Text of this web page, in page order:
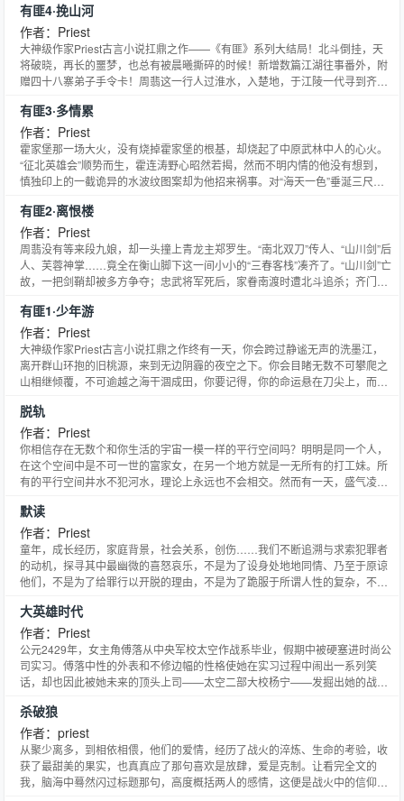
和激情的星际航行就此拉开序幕……本文开篇单刀直入的星际政治斗争，令人
紧张又激动的情节发展，顷刻间便能摧毁一个星球的战斗力，以及在逃亡中无
时不刻缓缓流淌的细腻感情，都牢牢地抓住读者的心。Priest继《默读》之后
又一力作，开启全新星际题材，偶像包袱三吨重的校长与城府极深的“黑洞”老
大，将会在星际旅途中碰撞出怎样的火花，敬请期待。
有匪4·挽山河
作者：Priest
大神级作家Priest古言小说扛鼎之作——《有匪》系列大结局！北斗倒挂，天
将破晓，再长的噩梦，也总有被晨曦撕碎的时候！新增数篇江湖往事番外，附
赠四十八寨弟子手令卡！周翡这一行人过淮水，入楚地，于江陵一代寻到齐门
个女童的镯子，还有一根秃毛拂尘……李晟凭着禁地中零落的线索，逐渐拼凑
出“海天一色”的真相。与此同时，千岁忧所书的《白骨传》于一夕之间传遍金
陵的街头巷尾，唱得赵渊寝食难安。祭祖大典临近，多方势力纷纷上路，辔头
指向同一处——南都金陵。这祥和的金陵城，还能安稳几时？
有匪3·多情累
作者：Priest
霍家堡那一场大火，没有烧掉霍家堡的根基，却烧起了中原武林中人的心火。
“征北英雄会”顺势而生，霍连涛野心昭然若揭，然而不明内情的他没有想到，
慎独印上的一截诡异的水波纹图案却为他招来祸事。对“海天一色”垂涎三尺的
局势面临再一次洗牌。与此同时，周翡一行人追踪着谢允的踪迹，也来到了风
雨飘摇的永州。谢允那双冰凉的手、体内压抑已久的毒素，还有他不为人知的
过往，像一座大山一样压在周翡心头。透骨青的解药，“海天一色”的隐秘，最
终全都指向了失踪已久的齐门禁地……
有匪2·离恨楼
作者：Priest
周翡没有等来段九娘，却一头撞上青龙主郑罗生。“南北双刀”传人、“山川剑”后
人、芙蓉神掌……竟全在衡山脚下这一间小小的“三春客栈”凑齐了。“山川剑”亡
故，一把剑鞘却被多方争夺；忠武将军死后，家眷南渡时遭北斗追杀；齐门生
之事频繁发生，这其中究竟有什么关联？然而洗墨江边冲天的火光，已经让周
翡来不及细想这一切了。二十年了，风雨飘摇的夹缝里，这一隅的桃源，真能
长久吗？
有匪1·少年游
作者：Priest
大神级作家Priest古言小说扛鼎之作终有一天，你会跨过静谧无声的洗墨江，
离开群山环抱的旧桃源，来到无边阴霾的夜空之下。你会目睹无数不可攀爬之
山相继倾覆，不可逾越之海干涸成田，你要记得，你的命运悬在刀尖上，而刀
奉旨为匪，建蜀山四十八寨，收天下落魄之人。二十年后，一位自称谢允的少
年携“安平令”夜闯四十八寨，自此甘棠出山，风云再起。身为“南刀”后人，周翡
生长于四十八寨，却从未得见江湖的模样，而这一切都在遇见谢允之后，偏离
了原来的轨道。江湖风雨如晦，曾经无忧无虑的少年们无端被卷入一场浩劫之
中，而那已经尘封了二十年的秘密，也即将被揭开……
脱轨
作者：Priest
你相信存在无数个和你生活的宇宙一模一样的平行空间吗？明明是同一个人，
在这个空间中是不可一世的富家女，在另一个地方就是一无所有的打工妹。所
有的平行空间井水不犯河水，理论上永远也不会相交。然而有一天，盛气凌人
需要那么多优越感才能活下去？”——“因为除了靠家世堆积起来的优越感，我
其实一无所有。”在另一个时空，她终于知道什么叫“一无所有”。剥离开家世、
学历、相貌和财富，什么才是最终的自己？
默读
作者：Priest
童年，成长经历，家庭背景，社会关系，创伤……我们不断追溯与求索犯罪者
的动机，探寻其中最幽微的喜怒哀乐，不是为了设身处地地同情、乃至于原谅
他们，不是为了给罪行以开脱的理由，不是为了跪服于所谓人性的复杂，不是
给仍然对这个世界抱有期望的人——寻找一个公正的交代。
大英雄时代
作者：Priest
公元2429年，女主角傅落从中央军校太空作战系毕业，假期中被硬塞进时尚公
司实习。傅落中性的外表和不修边幅的性格使她在实习过程中闹出一系列笑
话，却也因此被她未来的顶头上司——太空二部大校杨宁——发掘出她的战斗
争。不顾家人激烈反对，傅落决定参军，经过一系列曲折最终仍被编入杨宁麾
下。敌人利用人类国家间的猜疑各个击破联军力量，强行登陆地球。杨宁的父
亲杨老将军牺牲自己吸引火力，杨宁趁机带领军队及时占领土星堡垒与敌人对
峙，成为地球联军最后的希望。在土星堡垒中，有外号“叶贱贱”的天才特种兵
叶文林，出身宇宙海盗的神秘顾问耶西……等等才华横溢却行为诡异的战友。
杀破狼
作者：priest
从聚少离多，到相依相偎，他们的爱情，经历了战火的淬炼、生命的考验，收
获了最甜美的果实，也真真应了那句喜欢是放肆，爱是克制。让看完全文的
我，脑海中蓦然闪过标题那句，高度概括两人的感情，这便是战火中的信仰与